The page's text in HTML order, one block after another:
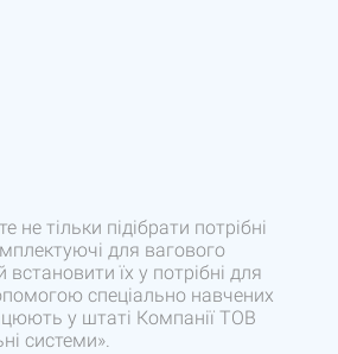
тільки підібрати потрібні
для вагового
їх у потрібні для
спеціально навчених
у штаті Компанії ТОВ
системи».